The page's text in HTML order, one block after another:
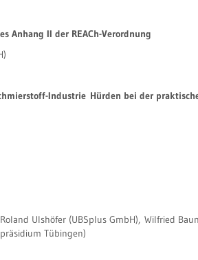
Anhang II der REACh-Verordnung
Industrie Hürden bei der
Ulshöfer (UBSplus GmbH), Wilfried
Tübingen)